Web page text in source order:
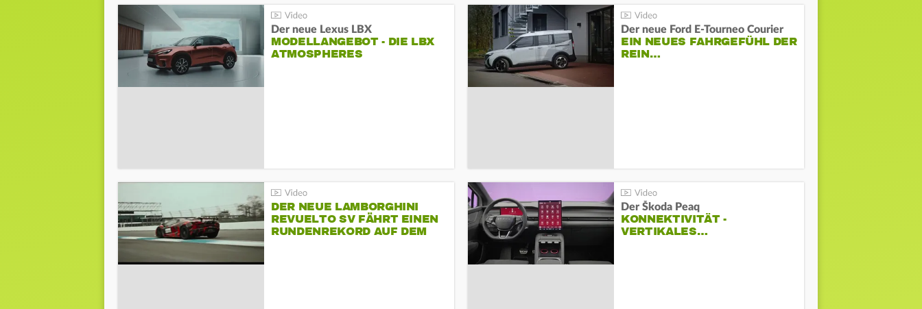
Der neue Lexus LBX
MODELLANGEBOT - DIE LBX
ATMOSPHERES
Der neue Ford E-Tourneo Courier
EIN NEUES FAHRGEFÜHL DER
REIN…
DER NEUE LAMBORGHINI
REVUELTO SV FÄHRT EINEN
RUNDENREKORD AUF DEM
Der Škoda Peaq
KONNEKTIVITÄT -
VERTIKALES…